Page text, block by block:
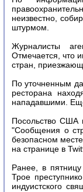
неизвестно,
штурмом.
Журналисты
Отмечается, что
стран,
По уточненным
ресторана
нападавшими.
Посольство США
"Сообщения о
безопасном
на странице в
Ранее, в
Трое
индуистского